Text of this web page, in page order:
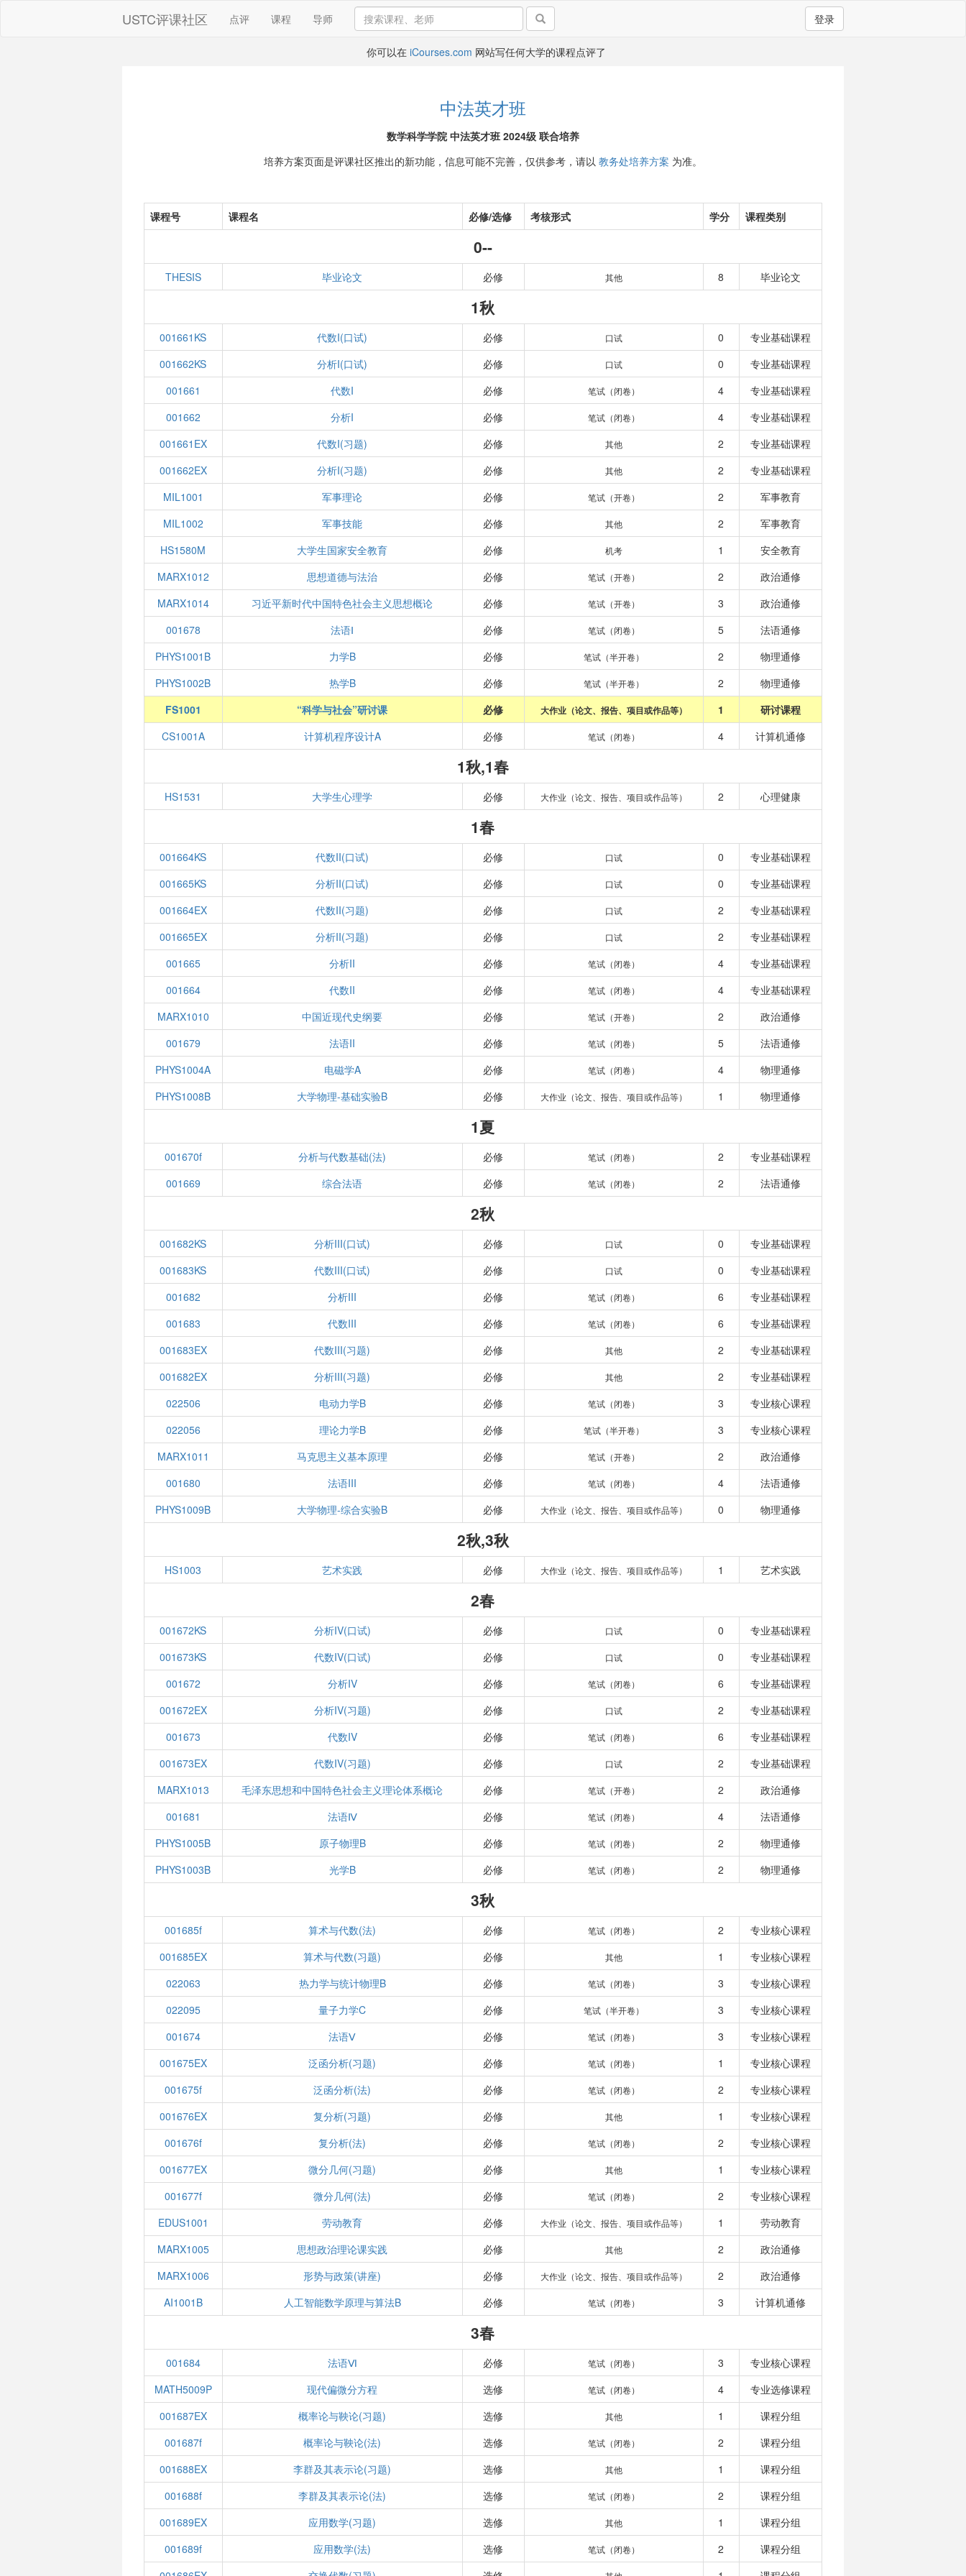
USTC评课社区 点评 课程 导师 登录
你可以在 iCourses.com 网站写任何大学的课程点评了
中法英才班
数学科学学院 中法英才班 2024级 联合培养
培养方案页面是评课社区推出的新功能，信息可能不完善，仅供参考，请以 教务处培养方案 为准。
课程号 课程名 必修/选修 考核形式 学分 课程类别
0--
THESIS 毕业论文 必修 其他 8 毕业论文
1秋
001661KS 代数I(口试) 必修 口试 0
专业基础课程
001662KS
分析I(口试) 必修 口试 0
专业基础课程
001661
代数I 必修 笔试（闭卷） 4
专业基础课程
001662
分析I 必修 笔试（闭卷） 4
专业基础课程
001661EX
代数I(习题) 必修 其他 2
专业基础课程
001662EX
分析I(习题) 必修 其他 2
专业基础课程
MIL1001
军事理论 必修 笔试（开卷） 2
军事教育
MIL1002
军事技能 必修 其他 2
军事教育
HS1580M
大学生国家安全教育 必修 机考 1
安全教育
MARX1012
思想道德与法治 必修 笔试（开卷） 2
政治通修
MARX1014
习近平新时代中国特色社会主义思想概论 必修 笔试（开卷） 3
政治通修
001678
法语Ⅰ 必修 笔试（闭卷） 5
法语通修
PHYS1001B
力学B 必修 笔试（半开卷） 2
物理通修
PHYS1002B
热学B 必修 笔试（半开卷） 2
物理通修
FS1001
“科学与社会”研讨课 必修 大作业（论文、报告、项目或作品等） 1
研讨课程
CS1001A
计算机程序设计A 必修 笔试（闭卷） 4 计算机通修
1秋,1春
HS1531 大学生心理学 必修 大作业（论文、报告、项目或作品等） 2 心理健康
1春
001664KS 代数II(口试) 必修 口试 0
专业基础课程
001665KS
分析II(口试) 必修 口试 0
专业基础课程
001664EX
代数II(习题) 必修 口试 2
专业基础课程
001665EX
分析II(习题) 必修 口试 2
专业基础课程
001665
分析II 必修 笔试（闭卷） 4
专业基础课程
001664
代数II 必修 笔试（闭卷） 4
专业基础课程
MARX1010
中国近现代史纲要 必修 笔试（开卷） 2
政治通修
001679
法语II 必修 笔试（闭卷） 5
法语通修
PHYS1004A
电磁学A 必修 笔试（闭卷） 4
物理通修
PHYS1008B
大学物理-基础实验B 必修 大作业（论文、报告、项目或作品等） 1 物理通修
1夏
001670f 分析与代数基础(法) 必修 笔试（闭卷） 2
专业基础课程
001669
综合法语 必修 笔试（闭卷） 2 法语通修
2秋
001682KS 分析III(口试) 必修 口试 0
专业基础课程
001683KS
代数III(口试) 必修 口试 0
专业基础课程
001682
分析III 必修 笔试（闭卷） 6
专业基础课程
001683
代数III 必修 笔试（闭卷） 6
专业基础课程
001683EX
代数III(习题) 必修 其他 2
专业基础课程
001682EX
分析III(习题) 必修 其他 2
专业基础课程
022506
电动力学B 必修 笔试（闭卷） 3
专业核心课程
022056
理论力学B 必修 笔试（半开卷） 3
专业核心课程
MARX1011
马克思主义基本原理 必修 笔试（开卷） 2
政治通修
001680
法语III 必修 笔试（闭卷） 4
法语通修
PHYS1009B
大学物理-综合实验B 必修 大作业（论文、报告、项目或作品等） 0 物理通修
2秋,3秋
HS1003 艺术实践 必修 大作业（论文、报告、项目或作品等） 1 艺术实践
2春
001672KS 分析IV(口试) 必修 口试 0
专业基础课程
001673KS
代数IV(口试) 必修 口试 0
专业基础课程
001672
分析IV 必修 笔试（闭卷） 6
专业基础课程
001672EX
分析IV(习题) 必修 口试 2
专业基础课程
001673
代数IV 必修 笔试（闭卷） 6
专业基础课程
001673EX
代数IV(习题) 必修 口试 2
专业基础课程
MARX1013
毛泽东思想和中国特色社会主义理论体系概论 必修 笔试（开卷） 2
政治通修
001681
法语Ⅳ 必修 笔试（闭卷） 4
法语通修
PHYS1005B
原子物理B 必修 笔试（闭卷） 2
物理通修
PHYS1003B
光学B 必修 笔试（闭卷） 2 物理通修
3秋
001685f 算术与代数(法) 必修 笔试（闭卷） 2
专业核心课程
001685EX
算术与代数(习题) 必修 其他 1
专业核心课程
022063
热力学与统计物理B 必修 笔试（闭卷） 3
专业核心课程
022095
量子力学C 必修 笔试（半开卷） 3
专业核心课程
001674
法语Ⅴ 必修 笔试（闭卷） 3
专业核心课程
001675EX
泛函分析(习题) 必修 笔试（闭卷） 1
专业核心课程
001675f
泛函分析(法) 必修 笔试（闭卷） 2
专业核心课程
001676EX
复分析(习题) 必修 其他 1
专业核心课程
001676f
复分析(法) 必修 笔试（闭卷） 2
专业核心课程
001677EX
微分几何(习题) 必修 其他 1
专业核心课程
001677f
微分几何(法) 必修 笔试（闭卷） 2
专业核心课程
EDUS1001
劳动教育 必修 大作业（论文、报告、项目或作品等） 1
劳动教育
MARX1005
思想政治理论课实践 必修 其他 2
政治通修
MARX1006
形势与政策(讲座) 必修 大作业（论文、报告、项目或作品等） 2
政治通修
AI1001B
人工智能数学原理与算法B 必修 笔试（闭卷） 3 计算机通修
3春
001684 法语Ⅵ 必修 笔试（闭卷） 3
专业核心课程
MATH5009P
现代偏微分方程 选修 笔试（闭卷） 4
专业选修课程
001687EX
概率论与鞅论(习题) 选修 其他 1
课程分组
001687f
概率论与鞅论(法) 选修 笔试（闭卷） 2
课程分组
001688EX
李群及其表示论(习题) 选修 其他 1
课程分组
001688f
李群及其表示论(法) 选修 笔试（闭卷） 2
课程分组
001689EX
应用数学(习题) 选修 其他 1
课程分组
001689f
应用数学(法) 选修 笔试（闭卷） 2
课程分组